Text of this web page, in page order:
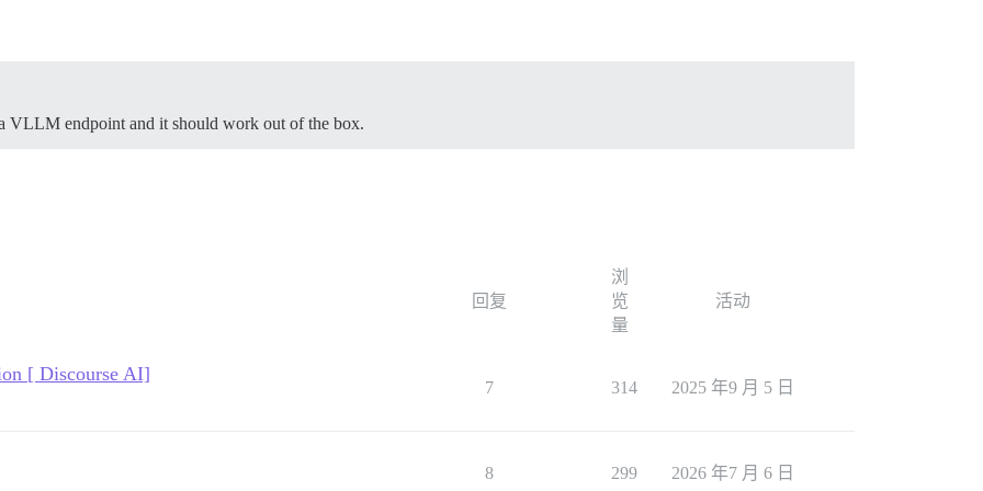
endpoint and it should work out of the box.
回复
浏
览
量
活动
[ Discourse AI]
7 314 2025 年9 月 5 日
8 299 2026 年7 月 6 日